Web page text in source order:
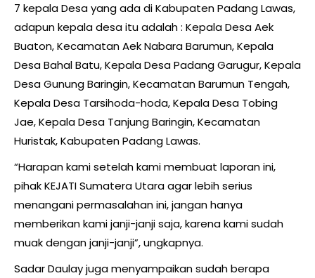
7 kepala Desa yang ada di Kabupaten Padang Lawas,
adapun kepala desa itu adalah : Kepala Desa Aek
Buaton, Kecamatan Aek Nabara Barumun, Kepala
Desa Bahal Batu, Kepala Desa Padang Garugur, Kepala
Desa Gunung Baringin, Kecamatan Barumun Tengah,
Kepala Desa Tarsihoda-hoda, Kepala Desa Tobing
Jae, Kepala Desa Tanjung Baringin, Kecamatan
Huristak, Kabupaten Padang Lawas.
“Harapan kami setelah kami membuat laporan ini,
pihak KEJATI Sumatera Utara agar lebih serius
menangani permasalahan ini, jangan hanya
memberikan kami janji-janji saja, karena kami sudah
muak dengan janji-janji”, ungkapnya.
Sadar Daulay juga menyampaikan sudah berapa